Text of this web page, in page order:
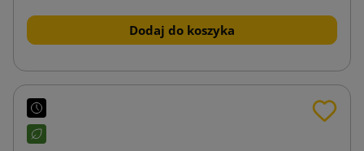
Dodaj do koszyka